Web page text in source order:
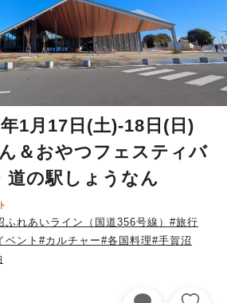
年1月17日(土)-18日(日)
ん＆おやつフェスティバ
道の駅しょうなん
ふれあいライン（国道356号線） #旅行
ベント #カルチャー#各国料理#手賀沼